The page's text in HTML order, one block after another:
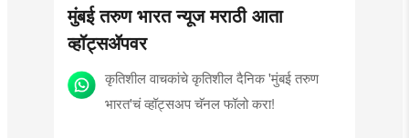
मुंबई तरुण भारत न्यूज मराठी आता
व्हॉट्सॲपवर
कृतिशील वाचकांचे कृतिशील दैनिक 'मुंबई तरुण
भारत'चं व्हॉट्सअप चॅनल फॉलो करा!